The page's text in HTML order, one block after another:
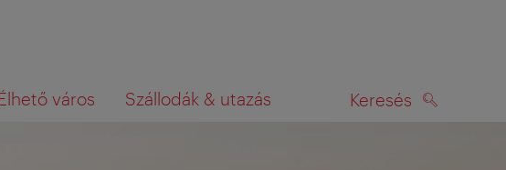
város Szállodák & utazás Keresés